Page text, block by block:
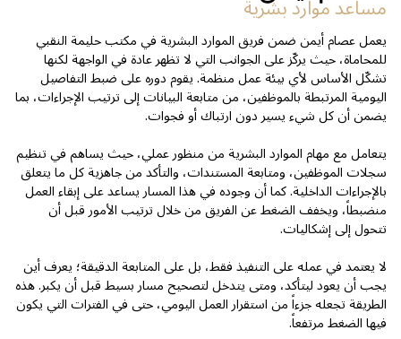
مساعد موارد بشرية
يعمل عصام أيمن ضمن فريق الموارد البشرية في مكتب حليمة النقبي
للمحاماة، حيث يركّز على الجوانب التي لا تظهر عادة في الواجهة لكنها
تشكّل الأساس لأي بيئة عمل منظمة. يقوم دوره على ضبط التفاصيل
اليومية المرتبطة بالموظفين، من متابعة البيانات إلى ترتيب الإجراءات، بما
يضمن أن كل شيء يسير دون ارتباك أو فجوات.
يتعامل مع مهام الموارد البشرية من منظور عملي، حيث يساهم في تنظيم
سجلات الموظفين، ومتابعة المستندات، والتأكد من جاهزية كل ما يتعلق
بالإجراءات الداخلية. كما أن وجوده في هذا المسار يساعد على إبقاء العمل
منضبطاً، ويخفف الضغط عن الفريق من خلال ترتيب الأمور قبل أن
تتحول إلى إشكاليات.
لا يعتمد في عمله على التنفيذ فقط، بل على المتابعة الدقيقة؛ يعرف أين
يجب أن يعود ليتأكد، ومتى يتدخل لتصحيح مسار بسيط قبل أن يكبر. هذه
الطريقة تجعله جزءاً من استقرار العمل اليومي، حتى في الفترات التي يكون
فيها الضغط مرتفعاً.